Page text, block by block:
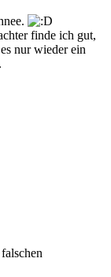
finde ich gut,
nur wieder ein